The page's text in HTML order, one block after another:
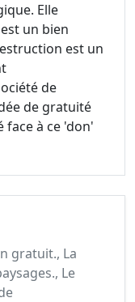
Elle
un bien
est un
de
de gratuité
à ce 'don'
gratuit., La
Le